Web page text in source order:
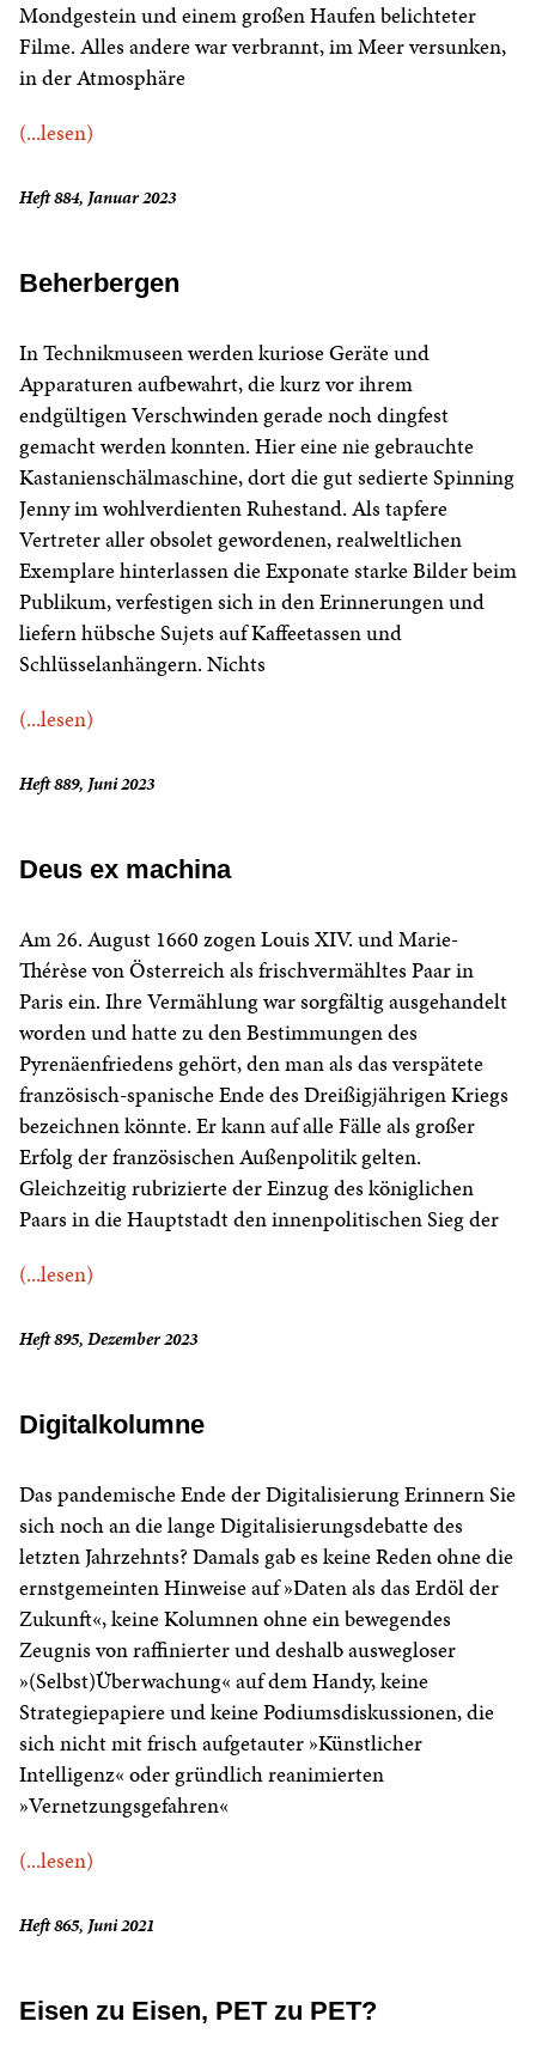
Mondgestein und einem großen Haufen belichteter
Filme. Alles andere war verbrannt, im Meer versunken,
in der Atmosphäre
(...lesen)
Heft 884, Januar 2023
Beherbergen
In Technikmuseen werden kuriose Geräte und
Apparaturen aufbewahrt, die kurz vor ihrem
endgültigen Verschwinden gerade noch dingfest
gemacht werden konnten. Hier eine nie gebrauchte
Kastanienschälmaschine, dort die gut sedierte Spinning
Jenny im wohlverdienten Ruhestand. Als tapfere
Vertreter aller obsolet gewordenen, realweltlichen
Exemplare hinterlassen die Exponate starke Bilder beim
Publikum, verfestigen sich in den Erinnerungen und
liefern hübsche Sujets auf Kaffeetassen und
Schlüsselanhängern. Nichts
(...lesen)
Heft 889, Juni 2023
Deus ex machina
Am 26. August 1660 zogen Louis XIV. und Marie-
Thérèse von Österreich als frischvermähltes Paar in
Paris ein. Ihre Vermählung war sorgfältig ausgehandelt
worden und hatte zu den Bestimmungen des
Pyrenäenfriedens gehört, den man als das verspätete
französisch-spanische Ende des Dreißigjährigen Kriegs
bezeichnen könnte. Er kann auf alle Fälle als großer
Erfolg der französischen Außenpolitik gelten.
Gleichzeitig rubrizierte der Einzug des königlichen
Paars in die Hauptstadt den innenpolitischen Sieg der
(...lesen)
Heft 895, Dezember 2023
Digitalkolumne
Das pandemische Ende der Digitalisierung Erinnern Sie
sich noch an die lange Digitalisierungsdebatte des
letzten Jahrzehnts? Damals gab es keine Reden ohne die
ernstgemeinten Hinweise auf »Daten als das Erdöl der
Zukunft«, keine Kolumnen ohne ein bewegendes
Zeugnis von raffinierter und deshalb auswegloser
»(Selbst)Überwachung« auf dem Handy, keine
Strategiepapiere und keine Podiumsdiskussionen, die
sich nicht mit frisch aufgetauter »Künstlicher
Intelligenz« oder gründlich reanimierten
»Vernetzungsgefahren«
(...lesen)
Heft 865, Juni 2021
Eisen zu Eisen, PET zu PET?